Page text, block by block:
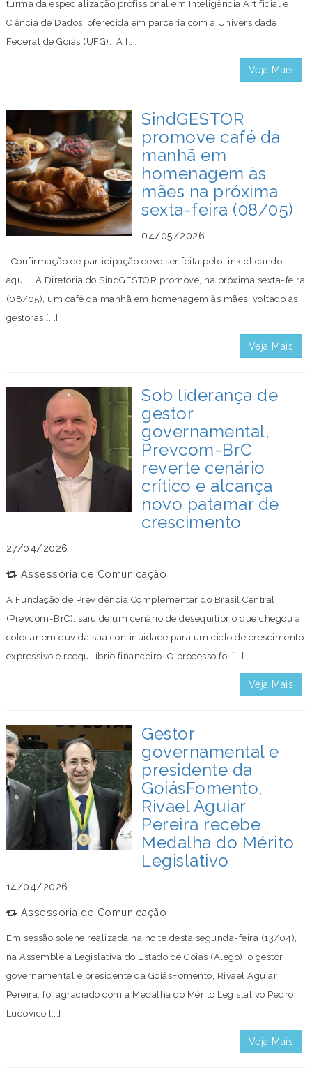
turma da especialização profissional em Inteligência Artificial e
Ciência de Dados, oferecida em parceria com a Universidade
Federal de Goiás (UFG). A [...]
Veja Mais
SindGESTOR
promove café da
manhã em
homenagem às
mães na próxima
sexta-feira (08/05)
04/05/2026
Confirmação de participação deve ser feita pelo link clicando
aqui A Diretoria do SindGESTOR promove, na próxima sexta-feira
(08/05), um café da manhã em homenagem às mães, voltado às
gestoras [...]
Veja Mais
Sob liderança de
gestor
governamental,
Prevcom-BrC
reverte cenário
crítico e alcança
novo patamar de
crescimento
27/04/2026
Assessoria de Comunicação
A Fundação de Previdência Complementar do Brasil Central
(Prevcom-BrC), saiu de um cenário de desequilíbrio que chegou a
colocar em dúvida sua continuidade para um ciclo de crescimento
expressivo e reequilíbrio financeiro. O processo foi [...]
Veja Mais
Gestor
governamental e
presidente da
GoiásFomento,
Rivael Aguiar
Pereira recebe
Medalha do Mérito
Legislativo
14/04/2026
Assessoria de Comunicação
Em sessão solene realizada na noite desta segunda-feira (13/04),
na Assembleia Legislativa do Estado de Goiás (Alego), o gestor
governamental e presidente da GoiásFomento, Rivael Aguiar
Pereira, foi agraciado com a Medalha do Mérito Legislativo Pedro
Ludovico [...]
Veja Mais